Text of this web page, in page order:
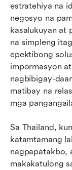
estratehiya na
negosyo na
kasalukuyan at
na simpleng
epektibong
impormasyon
nagbibigay-
matibay na
mga
Sa Thailand,
katamtamang
nagpapatakbo,
makakatulong